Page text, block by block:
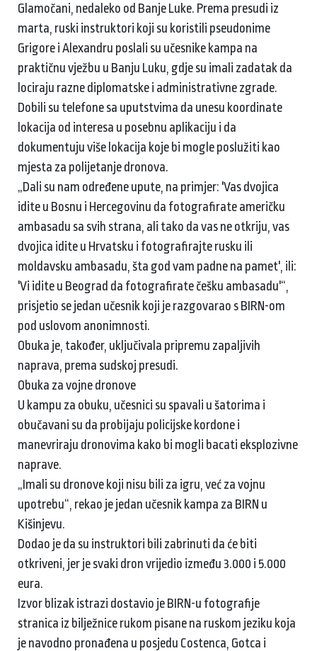
Glamočani, nedaleko od Banje Luke. Prema presudi iz
marta, ruski instruktori koji su koristili pseudonime
Grigore i Alexandru poslali su učesnike kampa na
praktičnu vježbu u Banju Luku, gdje su imali zadatak da
lociraju razne diplomatske i administrativne zgrade.
Dobili su telefone sa uputstvima da unesu koordinate
lokacija od interesa u posebnu aplikaciju i da
dokumentuju više lokacija koje bi mogle poslužiti kao
mjesta za polijetanje dronova.
„Dali su nam određene upute, na primjer: 'Vas dvojica
idite u Bosnu i Hercegovinu da fotografirate američku
ambasadu sa svih strana, ali tako da vas ne otkriju, vas
dvojica idite u Hrvatsku i fotografirajte rusku ili
moldavsku ambasadu, šta god vam padne na pamet', ili:
'Vi idite u Beograd da fotografirate češku ambasadu'“,
prisjetio se jedan učesnik koji je razgovarao s BIRN-om
pod uslovom anonimnosti.
Obuka je, također, uključivala pripremu zapaljivih
naprava, prema sudskoj presudi.
Obuka za vojne dronove
U kampu za obuku, učesnici su spavali u šatorima i
obučavani su da probijaju policijske kordone i
manevriraju dronovima kako bi mogli bacati eksplozivne
naprave.
„Imali su dronove koji nisu bili za igru, već za vojnu
upotrebu“, rekao je jedan učesnik kampa za BIRN u
Kišinjevu.
Dodao je da su instruktori bili zabrinuti da će biti
otkriveni, jer je svaki dron vrijedio između 3.000 i 5.000
eura.
Izvor blizak istrazi dostavio je BIRN-u fotografije
stranica iz bilježnice rukom pisane na ruskom jeziku koja
je navodno pronađena u posjedu Costenca, Gotca i